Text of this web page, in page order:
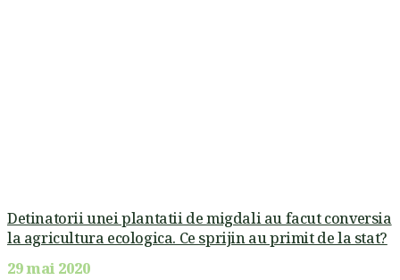
Detinatorii unei plantatii de migdali au facut conversia
la agricultura ecologica. Ce sprijin au primit de la stat?
29 mai 2020